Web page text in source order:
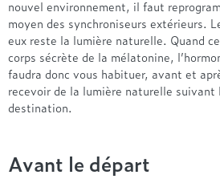
nouvel environnement, il faut
moyen des synchroniseurs extérieurs.
eux reste la lumière naturelle. Quand
corps sécrète de la mélatonine,
faudra donc vous habituer, avant et
recevoir de la lumière naturelle suivant
destination.
Avant le départ